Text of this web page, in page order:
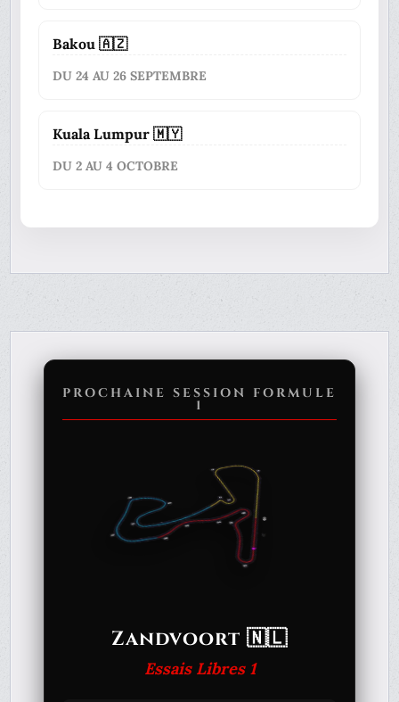
Bakou 🇦🇿
DU 24 AU 26 SEPTEMBRE
Kuala Lumpur 🇲🇾
DU 2 AU 4 OCTOBRE
PROCHAINE SESSION FORMULE
1
Zandvoort 🇳🇱
Essais Libres 1